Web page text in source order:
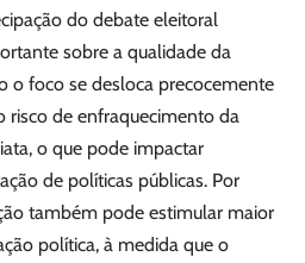
do debate eleitoral
sobre a qualidade da
o foco se desloca precocemente
risco de enfraquecimento da
o que pode impactar
de políticas públicas. Por
também pode estimular maior
política, à medida que o